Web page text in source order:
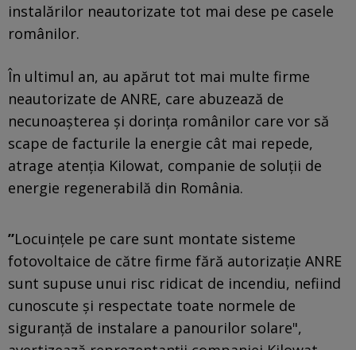
instalărilor neautorizate tot mai dese pe casele
românilor.
În ultimul an, au apărut tot mai multe firme
neautorizate de ANRE, care abuzează de
necunoaşterea şi dorinţa românilor care vor să
scape de facturile la energie cât mai repede,
atrage atenţia Kilowat, companie de soluţii de
energie regenerabilă din România.
”Locuinţele pe care sunt montate sisteme
fotovoltaice de către firme fără autorizaţie ANRE
sunt supuse unui risc ridicat de incendiu, nefiind
cunoscute şi respectate toate normele de
siguranţă de instalare a panourilor solare",